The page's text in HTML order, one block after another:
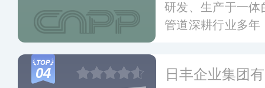
研发、生产于一
管道深耕行业多
品，年生产能力
04 日丰企业集团